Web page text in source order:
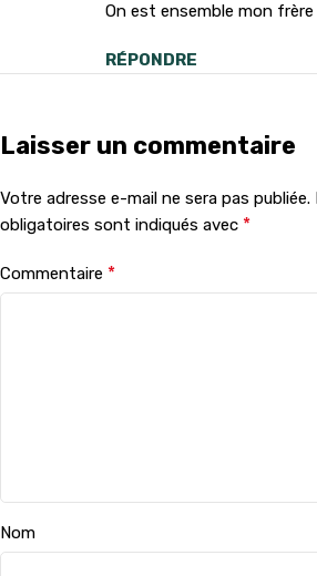
On est ensemble mon frère
RÉPONDRE
Laisser un commentaire
Votre adresse e-mail ne sera pas publiée.
obligatoires sont indiqués avec *
Commentaire *
Nom